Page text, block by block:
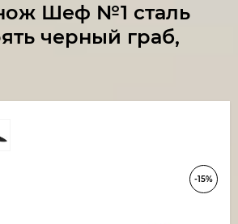
Шеф №1 сталь
черный граб,
-15%